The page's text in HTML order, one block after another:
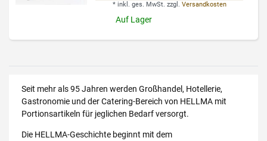
* inkl. ges. MwSt. zzgl. Versandkosten
Auf Lager
Seit mehr als 95 Jahren werden Großhandel, Hotellerie,
Gastronomie und der Catering-Bereich von HELLMA mit
Portionsartikeln für jeglichen Bedarf versorgt.
Die HELLMA-Geschichte beginnt mit dem